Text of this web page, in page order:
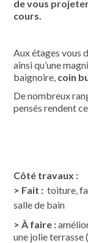
de vous
cours.
Aux étages vous
ainsi qu’une
baignoire, coin
De nombreux
pensés rendent
Côté travaux :
> Fait : toiture,
salle de bain
> À faire :
une jolie terrasse (